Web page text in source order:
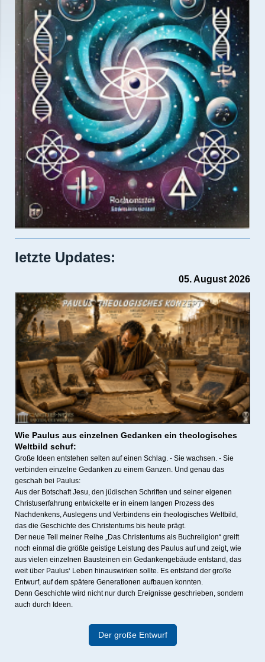
letzte Updates:
05. August 2026
Wie Paulus aus einzelnen Gedanken ein theologisches
Weltbild schuf:
Große Ideen entstehen selten auf einen Schlag. - Sie wachsen. - Sie
verbinden einzelne Gedanken zu einem Ganzen. Und genau das
geschah bei Paulus:
Aus der Botschaft Jesu, den jüdischen Schriften und seiner eigenen
Christuserfahrung entwickelte er in einem langen Prozess des
Nachdenkens, Auslegens und Verbindens ein theologisches Weltbild,
das die Geschichte des Christentums bis heute prägt.
Der neue Teil meiner Reihe „Das Christentums als Buchreligion“ greift
noch einmal die größte geistige Leistung des Paulus auf und zeigt, wie
aus vielen einzelnen Bausteinen ein Gedankengebäude entstand, das
weit über Paulus‘ Leben hinauswirken sollte. Es entstand der große
Entwurf, auf dem spätere Generationen aufbauen konnten.
Denn Geschichte wird nicht nur durch Ereignisse geschrieben, sondern
auch durch Ideen.
Der große Entwurf